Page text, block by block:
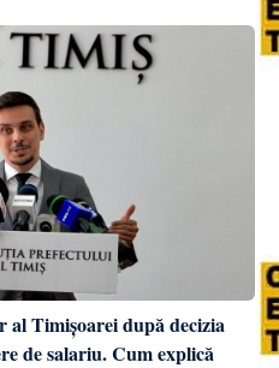
Timișoarei după decizia
de salariu. Cum explică